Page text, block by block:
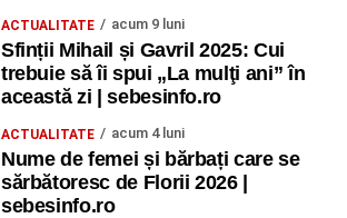
ACTUALITATE acum 9 luni
Sfinții Mihail și Gavril 2025: Cui
trebuie să îi spui „La mulţi ani” în
această zi | sebesinfo.ro
ACTUALITATE acum 4 luni
Nume de femei și bărbați care se
sărbătoresc de Florii 2026 |
sebesinfo.ro